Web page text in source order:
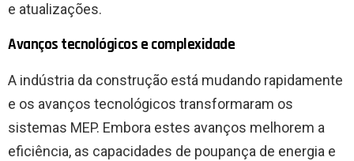
e atualizações.
Avanços tecnológicos e complexidade
A indústria da construção está mudando rapidamente
e os avanços tecnológicos transformaram os
sistemas MEP. Embora estes avanços melhorem a
eficiência, as capacidades de poupança de energia e